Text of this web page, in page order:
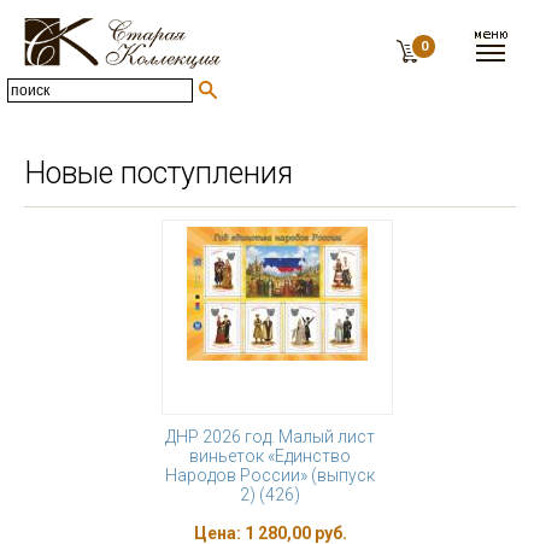
0
Новые поступления
ДНР 2026 год. Малый лист
виньеток «Единство
Народов России» (выпуск
2) (426)
Цена: 1 280,00 руб.